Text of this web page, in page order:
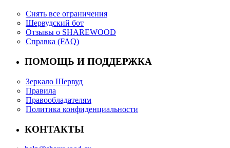
Снять все ограничения
Шервудский бот
Отзывы о SHAREWOOD
Справка (FAQ)
ПОМОЩЬ И ПОДДЕРЖКА
Зеркало Шервуд
Правила
Правообладателям
Политика конфиденциальности
КОНТАКТЫ